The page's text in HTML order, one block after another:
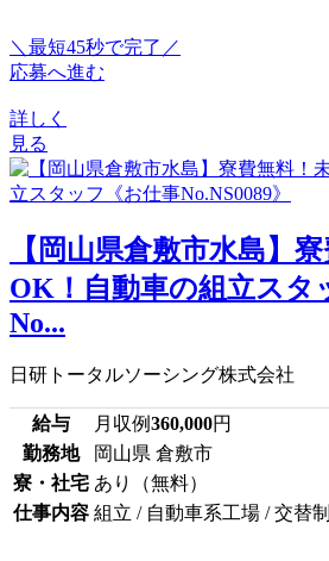
＼最短45秒で完了／
応募へ進む
詳しく
見る
【岡山県倉敷市水島】
OK！自動車の組立スタ
No...
日研トータルソーシング株式会社
給与 月収例360,000円
勤務地
岡山県 倉敷市
寮・社宅 あり（無料）
仕事内容 組立 / 自動車系工場 / 交替制